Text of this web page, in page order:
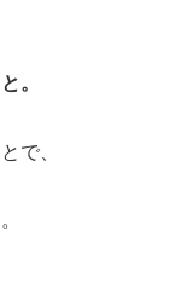
。
で、